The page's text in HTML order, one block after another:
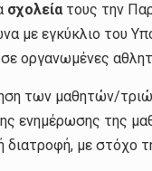
σχολείατους την
με εγκύκλιο του
οργανωμένες
των μαθητών/
ενημέρωσης της
διατροφή, με στόχο